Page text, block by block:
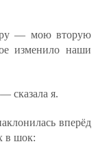
— мою вторую
изменило наши
сказала я.
вперёд
в шок: